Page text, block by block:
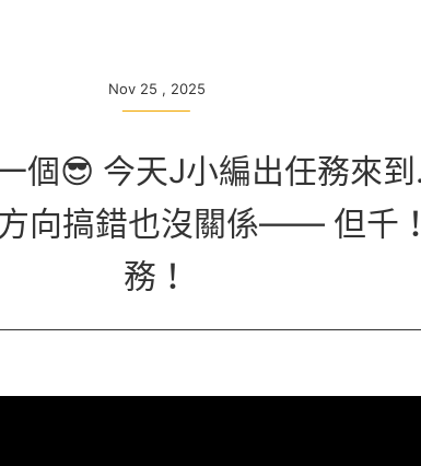
Nov 25 , 2025
個😎 今天J小編出任務來
向搞錯也沒關係—— 但千
務！